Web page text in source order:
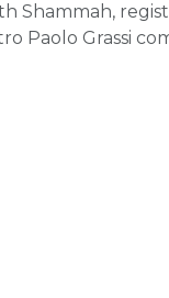
Shammah,
Paolo Grassi